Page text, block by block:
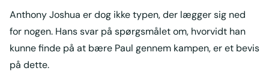
Anthony Joshua er dog ikke typen, der lægger sig ned
for nogen. Hans svar på spørgsmålet om, hvorvidt han
kunne finde på at bære Paul gennem kampen, er et bevis
på dette.